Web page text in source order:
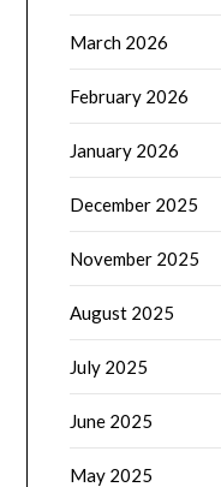
March 2026
February 2026
January 2026
December 2025
November 2025
August 2025
July 2025
June 2025
May 2025